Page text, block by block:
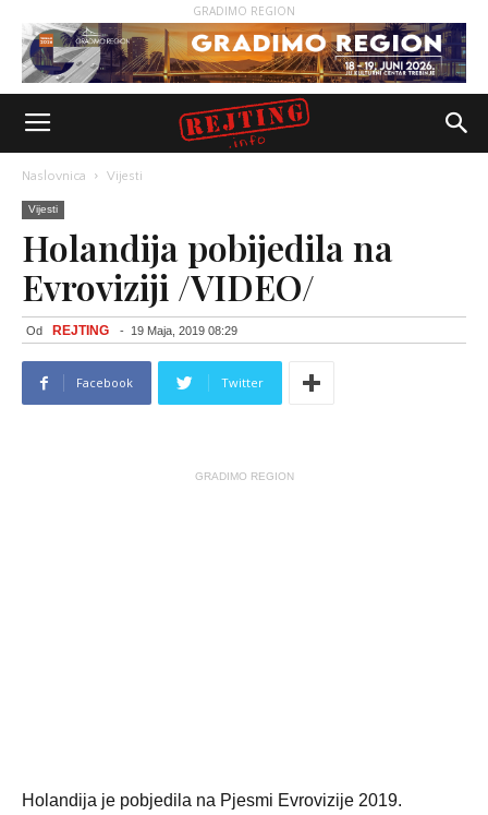
GRADIMO REGION
Naslovnica Vijesti
Vijesti
Holandija pobijedila na
Evroviziji /VIDEO/
Od REJTING - 19 Maja, 2019 08:29
Facebook Twitter
GRADIMO REGION
Holandija je pobjedila na Pjesmi Evrovizije 2019.